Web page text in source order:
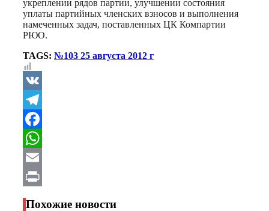
укреплении рядов партии, улучшении состояния
уплаты партийных членских взносов и выполнения
намеченных задач, поставленных ЦК Компартии
РЮО.
TAGS: №103 25 августа 2012 г
VK
Telegram
Facebook
WhatsApp
Email
Print
Похожие новости